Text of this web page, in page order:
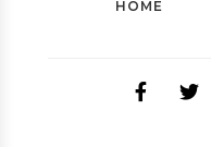
HOME